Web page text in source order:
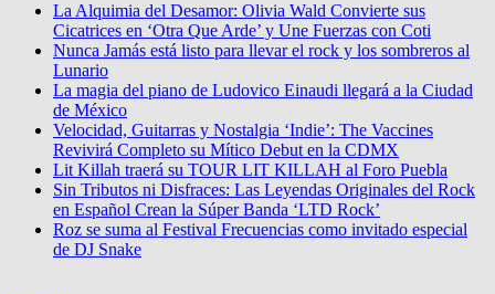
La Alquimia del Desamor: Olivia Wald Convierte sus
Cicatrices en ‘Otra Que Arde’ y Une Fuerzas con Coti
Nunca Jamás está listo para llevar el rock y los sombreros al
Lunario
La magia del piano de Ludovico Einaudi llegará a la Ciudad
de México
Velocidad, Guitarras y Nostalgia ‘Indie’: The Vaccines
Revivirá Completo su Mítico Debut en la CDMX
Lit Killah traerá su TOUR LIT KILLAH al Foro Puebla
Sin Tributos ni Disfraces: Las Leyendas Originales del Rock
en Español Crean la Súper Banda ‘LTD Rock’
Roz se suma al Festival Frecuencias como invitado especial
de DJ Snake